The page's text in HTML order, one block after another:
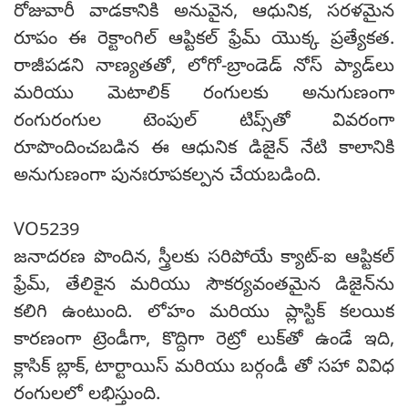
రోజువారీ వాడకానికి అనువైన, ఆధునిక, సరళమైన
రూపం ఈ రెక్టాంగిల్ ఆప్టికల్ ఫ్రేమ్ యొక్క ప్రత్యేకత.
రాజీపడని నాణ్యతతో, లోగో-బ్రాండెడ్ నోస్‌ ప్యాడ్‌లు
మరియు మెటాలిక్ రంగులకు అనుగుణంగా
రంగురంగుల టెంపుల్ టిప్స్‌తో వివరంగా
రూపొందించబడిన ఈ ఆధునిక డిజైన్ నేటి కాలానికి
అనుగుణంగా పునఃరూపకల్పన చేయబడింది.
VO5239
జనాదరణ పొందిన, స్త్రీలకు సరిపోయే క్యాట్-ఐ ఆప్టికల్
ఫ్రేమ్, తేలికైన మరియు సౌకర్యవంతమైన డిజైన్‌ను
కలిగి ఉంటుంది. లోహం మరియు ప్లాస్టిక్ కలయిక
కారణంగా ట్రెండీగా, కొద్దిగా రెట్రో లుక్‌తో ఉండే ఇది,
క్లాసిక్ బ్లాక్, టార్టాయిస్ మరియు బర్గండీ తో సహా వివిధ
రంగులలో లభిస్తుంది.